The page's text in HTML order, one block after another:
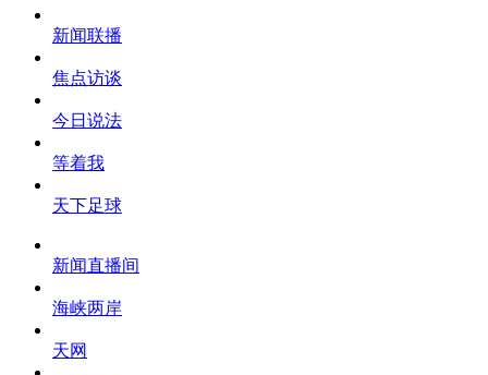
新闻联播
焦点访谈
今日说法
等着我
天下足球
新闻直播间
海峡两岸
天网